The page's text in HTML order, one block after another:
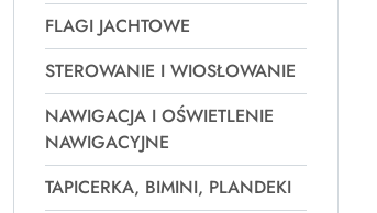
FLAGI JACHTOWE
STEROWANIE I WIOSŁOWANIE
NAWIGACJA I OŚWIETLENIE
NAWIGACYJNE
TAPICERKA, BIMINI, PLANDEKI